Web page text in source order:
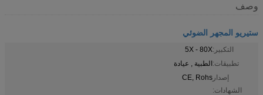
وصف
ستيريو المجهر الضوئي
التكبير:5X - 80X
تطبيقات:الطبية , عيادة
إصدار
الشهادات:
CE, Rohs